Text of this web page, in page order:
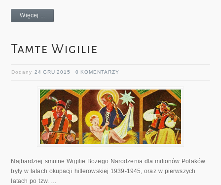
Więcej ...
Tamte Wigilie
Dodany24 GRU 2015 0 KOMENTARZY
Najbardziej smutne Wigilie Bożego Narodzenia dla milionów Polaków
były w latach okupacji hitlerowskiej 1939-1945, oraz w pierwszych
latach po tzw. …